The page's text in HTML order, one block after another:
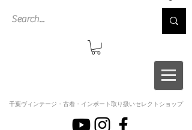
千葉ヴィンテージ・古着・インポート取り扱いセレクトショップ